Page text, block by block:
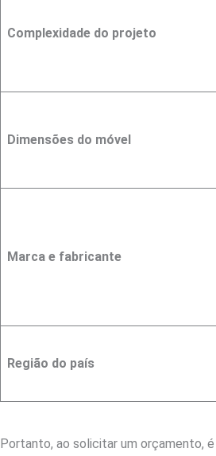
Complexidade do projeto
Dimensões do móvel
Marca e fabricante
Região do país
Portanto, ao solicitar um orçamento,